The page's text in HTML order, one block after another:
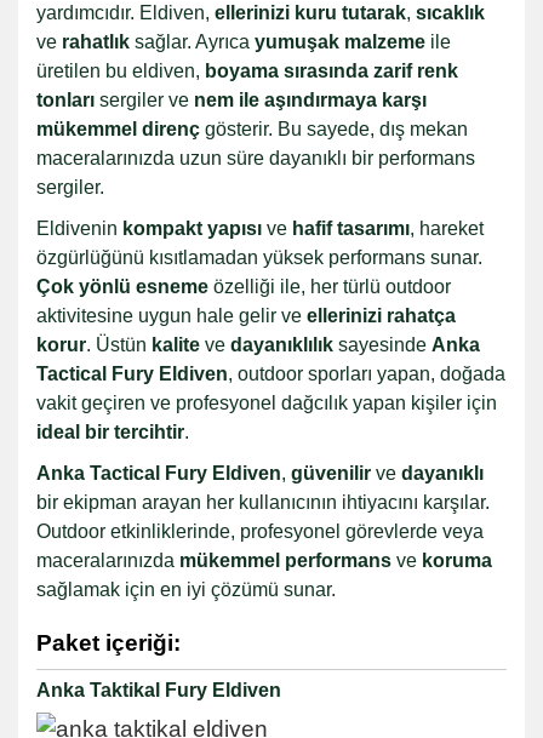
yardımcıdır. Eldiven, ellerinizi kuru tutarak, sıcaklık
ve rahatlık sağlar. Ayrıca yumuşak malzeme ile
üretilen bu eldiven, boyama sırasında zarif renk
tonları sergiler ve nem ile aşındırmaya karşı
mükemmel direnç gösterir. Bu sayede, dış mekan
maceralarınızda uzun süre dayanıklı bir performans
sergiler.
Eldivenin kompakt yapısı ve hafif tasarımı, hareket
özgürlüğünü kısıtlamadan yüksek performans sunar.
Çok yönlü esneme özelliği ile, her türlü outdoor
aktivitesine uygun hale gelir ve ellerinizi rahatça
korur. Üstün kalite ve dayanıklılık sayesinde Anka
Tactical Fury Eldiven, outdoor sporları yapan, doğada
vakit geçiren ve profesyonel dağcılık yapan kişiler için
ideal bir tercihtir.
Anka Tactical Fury Eldiven, güvenilir ve dayanıklı
bir ekipman arayan her kullanıcının ihtiyacını karşılar.
Outdoor etkinliklerinde, profesyonel görevlerde veya
maceralarınızda mükemmel performans ve koruma
sağlamak için en iyi çözümü sunar.
Paket içeriği:
Anka Taktikal Fury Eldiven